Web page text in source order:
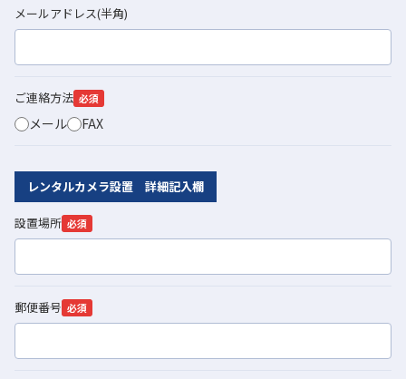
メールアドレス(半角)
ご連絡方法 必須
メール FAX
レンタルカメラ設置 詳細記入欄
設置場所 必須
郵便番号 必須